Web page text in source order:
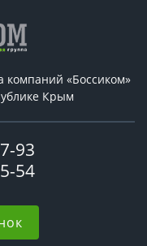
компаний «Боссиком»
Крым
93
54